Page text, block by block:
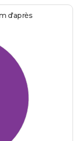
d'après